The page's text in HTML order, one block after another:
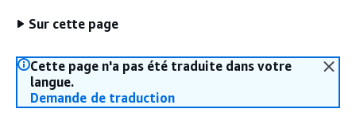
Sur cette page
Cette page n'a pas été traduite dans votre
langue.
Demande de traduction